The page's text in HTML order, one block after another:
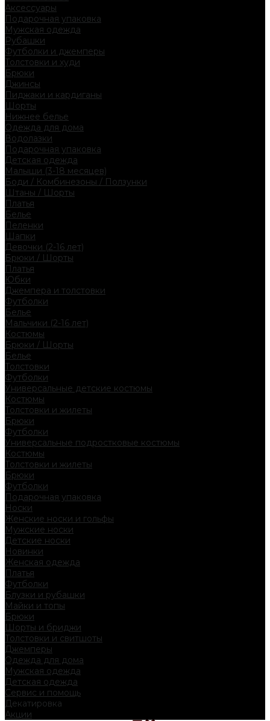
Аксессуары
Подарочная упаковка
Мужская одежда
Рубашки
Футболки и джемперы
Толстовки и худи
Брюки
Джинсы
Пиджаки и кардиганы
Шорты
Нижнее белье
Одежда для дома
Водолазки
Подарочная упаковка
Детская одежда
Малыши (3-18 месяцев)
Боди / Комбинезоны / Ползунки
Штаны / Шорты
Платья
Белье
Пеленки
Шапки
Девочки (2-16 лет)
Брюки / Шорты
Платья
Юбки
Джемпера и толстовки
Футболки
Белье
Мальчики (2-16 лет)
Костюмы
Брюки / Шорты
Белье
Толстовки
Футболки
Универсальные детские костюмы
Костюмы
Толстовки и жилеты
Брюки
Футболки
Универсальные подростковые костюмы
Костюмы
Толстовки и жилеты
Брюки
Футболки
Подарочная упаковка
Носки
Женские носки и гольфы
Мужские носки
Детские носки
Новинки
Женская одежда
Платья
Футболки
Блузки и рубашки
Майки и топы
Брюки
Шорты и бриджи
Толстовки и свитшоты
Джемперы
Одежда для дома
Мужская одежда
Детская одежда
Сервис и помощь
Декатировка
Акции